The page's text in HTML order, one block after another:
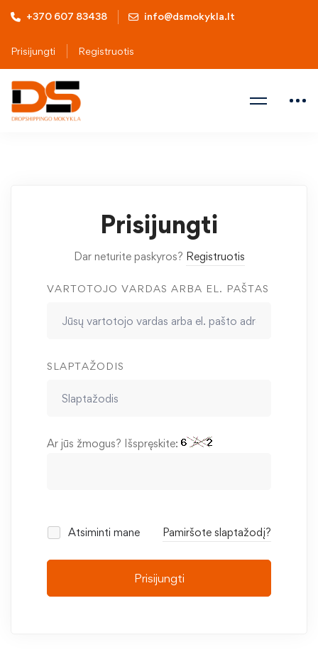
+370 607 83438 info@dsmokykla.lt
Prisijungti Registruotis
Prisijungti
Dar neturite paskyros? Registruotis
VARTOTOJO VARDAS ARBA EL. PAŠTAS
SLAPTAŽODIS
Ar jūs žmogus? Išspręskite:
Atsiminti mane Pamiršote slaptažodį?
Prisijungti